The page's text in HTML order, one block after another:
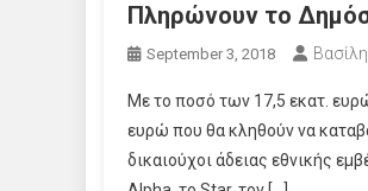
Πληρώνουν το
September 3, 2018
Με το ποσό των 17,5 εκατ.
ευρώ που θα κληθούν να
δικαιούχοι άδειας εθνικής